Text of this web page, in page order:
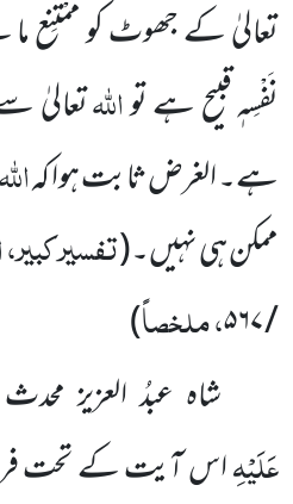
تعالیٰ کے جھوٹ کو مُمْتَنِع
نَفْسِہٖ قبیح ہے تواللہتعالیٰ
ہے۔ الغرض ثابت ہوا کہاللہ
ممکن ہی نہیں۔(تفسیر
/ ۵۶۷
، ملخصاً)
شاہ عبدُ العزیز
عَلَیْہِاس آیت کے تحت